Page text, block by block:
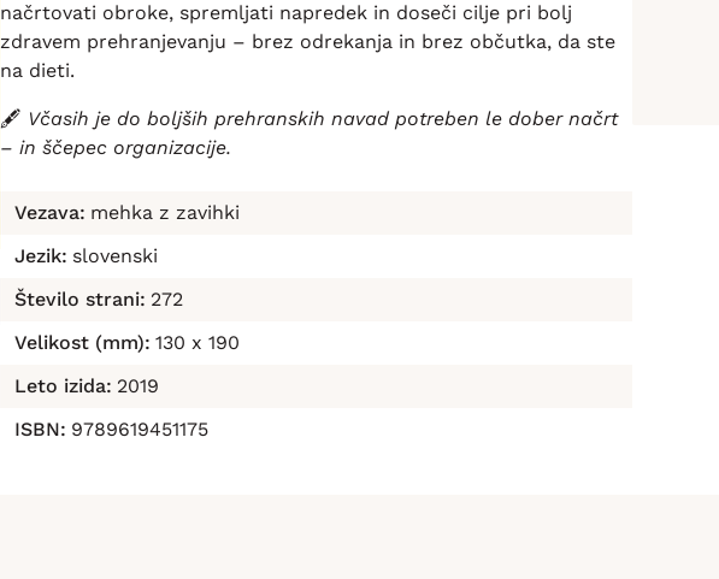
načrtovati obroke, spremljati napredek in doseči cilje pri bolj
zdravem prehranjevanju – brez odrekanja in brez občutka, da ste
na dieti.
🖋️ Včasih je do boljših prehranskih navad potreben le dober načrt
– in ščepec organizacije.
Vezava: mehka z zavihki
Jezik: slovenski
Število strani: 272
Velikost (mm): 130 x 190
Leto izida: 2019
ISBN: 9789619451175